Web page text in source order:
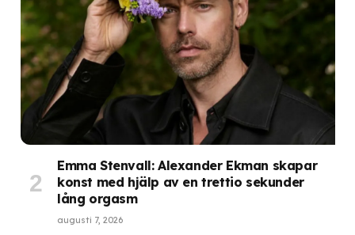
Emma Stenvall: Alexander Ekman skapar
konst med hjälp av en trettio sekunder
lång orgasm
augusti 7, 2026